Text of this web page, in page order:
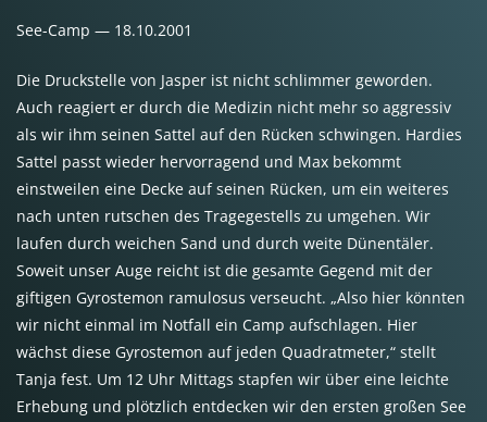
See-Camp — 18.10.2001
Die Druckstelle von Jasper ist nicht schlimmer geworden.
Auch reagiert er durch die Medizin nicht mehr so aggressiv
als wir ihm seinen Sattel auf den Rücken schwingen. Hardies
Sattel passt wieder hervorragend und Max bekommt
einstweilen eine Decke auf seinen Rücken, um ein weiteres
nach unten rutschen des Tragegestells zu umgehen. Wir
laufen durch weichen Sand und durch weite Dünentäler.
Soweit unser Auge reicht ist die gesamte Gegend mit der
giftigen Gyrostemon ramulosus verseucht. „Also hier könnten
wir nicht einmal im Notfall ein Camp aufschlagen. Hier
wächst diese Gyrostemon auf jeden Quadratmeter,“ stellt
Tanja fest. Um 12 Uhr Mittags stapfen wir über eine leichte
Erhebung und plötzlich entdecken wir den ersten großen See